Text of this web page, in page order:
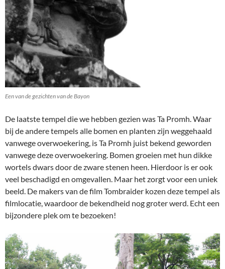
Een van de gezichten van de Bayon
De laatste tempel die we hebben gezien was Ta Promh. Waar
bij de andere tempels alle bomen en planten zijn weggehaald
vanwege overwoekering, is Ta Promh juist bekend geworden
vanwege deze overwoekering. Bomen groeien met hun dikke
wortels dwars door de zware stenen heen. Hierdoor is er ook
veel beschadigd en omgevallen. Maar het zorgt voor een uniek
beeld. De makers van de film Tombraider kozen deze tempel als
filmlocatie, waardoor de bekendheid nog groter werd. Echt een
bijzondere plek om te bezoeken!